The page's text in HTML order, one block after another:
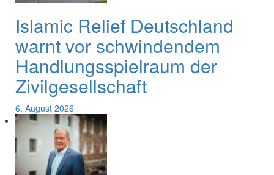
Islamic Relief Deutschland
warnt vor schwindendem
Handlungsspielraum der
Zivilgesellschaft
6. August 2026